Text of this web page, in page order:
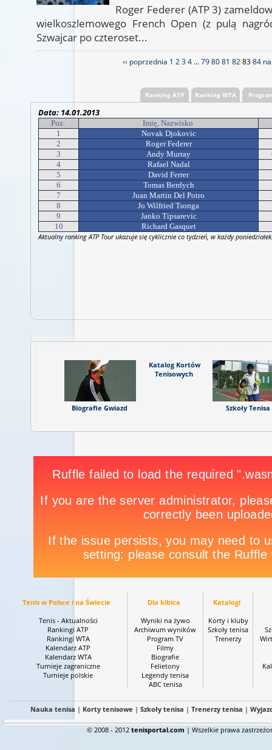
Roger Federer (ATP 3)
wielkoszlemowego French Open (z pulą
Szwajcar po czteroset...
‹‹ poprzednia 1 2 3 4... 79 80 81 82 83 84
Ranking ATP Ranking WTA
Data: 14.01.2013
Poz.
Imię, Nazwisko
1
Novak Djokovic
2
Roger Federer
3
Andy Murray
4
Rafael Nadal
5
David Ferrer
6
Tomas Berdych
7
Juan Martin Del Potro
8
Jo Wilfried Tsonga
9
Janko Tipsarevic
10
Richard Gasquet
Aktualny ranking ATP Tour ukazuje się cyklicznie co tydzień, w każdy
Biografie Gwiazd
Katalog Kortów
Tenisowych
Szkoły Tenisa
Tenis w Polsce i na Świecie
Tenis - Aktualności
Rankingi ATP
Rankingi WTA
Kalendarz ATP
Kalendarz WTA
Turnieje zagraniczne
Turnieje polskie
Dla kibica
Wyniki na żywo
Archiwum wyników
Program TV
Filmy
Biografie
Felietony
Legendy tenisa
ABC tenisa
Katalogi
Korty i kluby
Szkoły tenisa
Trenerzy
Nauka tenisa | Korty tenisowe | Szkoły tenisa | Trenerzy tenisa |
© 2008 - 2012 tenisportal.com | Wszelkie prawa